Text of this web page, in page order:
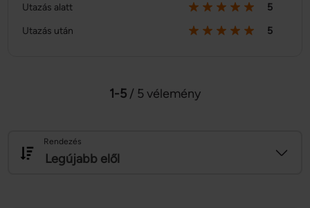
Utazás alatt
5
Utazás után
5
1-5 / 5 vélemény
Legújabb elől
Rendezés